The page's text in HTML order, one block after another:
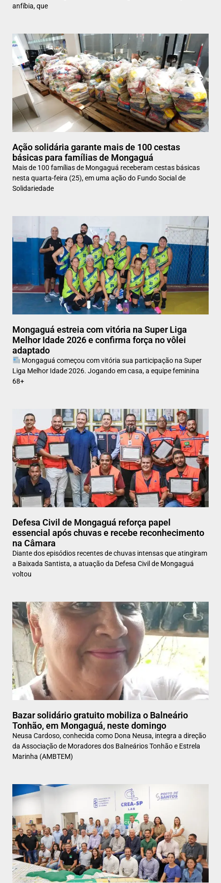
anfíbia, que
Ação solidária garante mais de 100 cestas
básicas para famílias de Mongaguá
Mais de 100 famílias de Mongaguá receberam cestas básicas
nesta quarta-feira (25), em uma ação do Fundo Social de
Solidariedade
Mongaguá estreia com vitória na Super Liga
Melhor Idade 2026 e confirma força no vôlei
adaptado
Mongaguá começou com vitória sua participação na Super
Liga Melhor Idade 2026. Jogando em casa, a equipe feminina
68+
Defesa Civil de Mongaguá reforça papel
essencial após chuvas e recebe reconhecimento
na Câmara
Diante dos episódios recentes de chuvas intensas que atingiram
a Baixada Santista, a atuação da Defesa Civil de Mongaguá
voltou
Bazar solidário gratuito mobiliza o Balneário
Tonhão, em Mongaguá, neste domingo
Neusa Cardoso, conhecida como Dona Neusa, integra a direção
da Associação de Moradores dos Balneários Tonhão e Estrela
Marinha (AMBTEM)